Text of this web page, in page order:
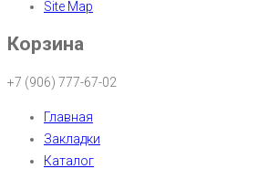
Site Map
Корзина
+7 (906) 777-67-02
Главная
Закладки
Каталог